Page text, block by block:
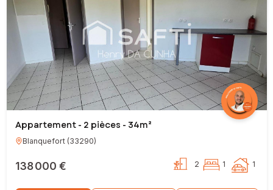
Appartement - 2 pièces - 34m²
Blanquefort(33290)
138 000 € 2 1 1